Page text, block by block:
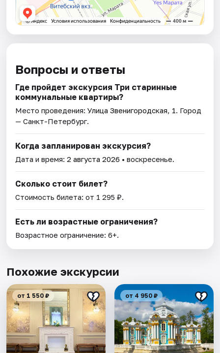
Вопросы и ответы
Где пройдет экскурсия Три старинные
коммунальные квартиры?
Место проведения:Улица Звенигородская, 1. Город
— Санкт-Петербург.
Когда запланирован экскурсия?
Дата и время:2 августа 2026 • воскресенье.
Сколько стоит билет?
Стоимость билета: от 1 295 ₽.
Есть ли возрастные ограничения?
Возрастное ограничение: 6+.
Похожие экскурсии
от 1 550 ₽ от 4 950 ₽